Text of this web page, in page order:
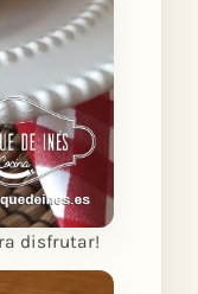
disfrutar!